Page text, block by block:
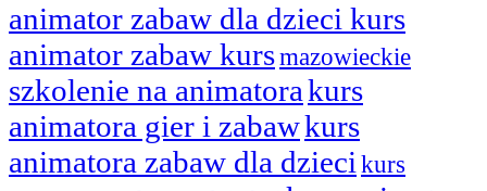
animator zabaw dla dzieci kurs
animator zabaw kursmazowieckie
szkolenie na animatorakurs
animatora gier i zabawkurs
animatora zabaw dla dzieci kurs